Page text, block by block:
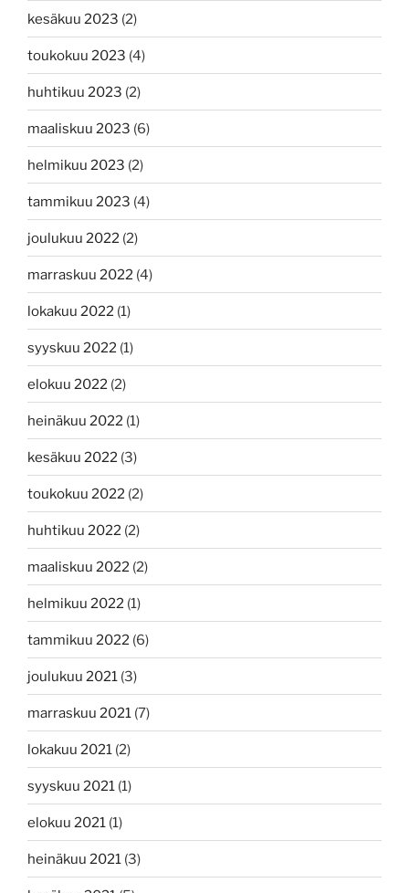
kesäkuu 2023 (2)
toukokuu 2023 (4)
huhtikuu 2023 (2)
maaliskuu 2023 (6)
helmikuu 2023 (2)
tammikuu 2023 (4)
joulukuu 2022 (2)
marraskuu 2022 (4)
lokakuu 2022 (1)
syyskuu 2022 (1)
elokuu 2022 (2)
heinäkuu 2022 (1)
kesäkuu 2022 (3)
toukokuu 2022 (2)
huhtikuu 2022 (2)
maaliskuu 2022 (2)
helmikuu 2022 (1)
tammikuu 2022 (6)
joulukuu 2021 (3)
marraskuu 2021 (7)
lokakuu 2021 (2)
syyskuu 2021 (1)
elokuu 2021 (1)
heinäkuu 2021 (3)